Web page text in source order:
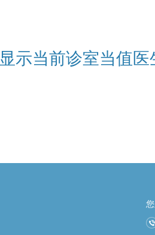
显示当前诊室当值